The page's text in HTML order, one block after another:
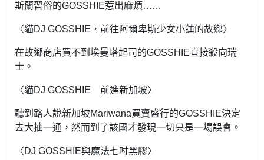
斯蘭習俗的GOSSHIE惹出麻煩……
〈貓DJ GOSSHIE，前往阿爾卑斯少女小蓮的故鄉〉
在故鄉商店買不到埃曼塔起司的GOSSHIE直接殺向瑞
士。
〈貓DJ GOSSHIE 前進新加坡〉
聽到路人說新加坡Mariwana買賣盛行的GOSSHIE決定
去大抽一通，然而到了該國才發現一切只是一場誤會。
〈DJ GOSSHIE與魔法七吋黑膠〉